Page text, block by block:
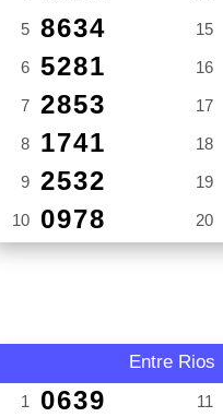
5 8634
6 5281
7 2853
8 1741
9 2532
10 0978
15
16
17
18
19
20
Entre Rios
1 0639 11